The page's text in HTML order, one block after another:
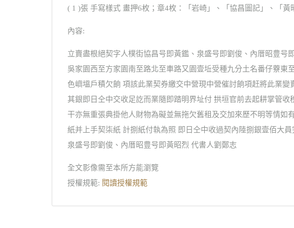
( 1 )張 手寫樣式 畫押6枚；章4枚：「岩崎」、「協昌圖記」、「黃
內容:
立賣盡根絕契字人樸街協昌号即黃鑑、泉盛号即劉俊、內厝昭豊
吳家園西至方家園南至路北至車路又園壹坵受種九分土名番仔藔
色嶼塭戶積欠餉 項該此業契券繳交中營現中營催討餉項赶將此業
其銀即日仝中交收足訖而業隨即踏明界址付 拱垣官前去起耕掌管
干亦無重張典掛他人財物為礙並無拖欠舊租及交加來歷不明等情
紙并上手契柒紙 計捌紙付執為照 即日仝中收過契內陸捌銀壹佰大
泉盛号即劉俊、內厝昭豊号即黃昭烈 代書人劉鄭志
全文影像需至本所方能瀏覽
授權規範: 閱讀授權規範